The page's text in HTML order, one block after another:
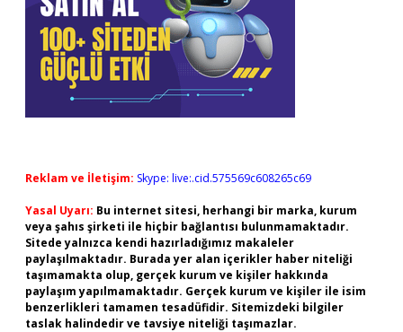
Reklam ve İletişim: Skype: live:.cid.575569c608265c69
Yasal Uyarı: Bu internet sitesi, herhangi bir marka, kurum
veya şahıs şirketi ile hiçbir bağlantısı bulunmamaktadır.
Sitede yalnızca kendi hazırladığımız makaleler
paylaşılmaktadır. Burada yer alan içerikler haber niteliği
taşımamakta olup, gerçek kurum ve kişiler hakkında
paylaşım yapılmamaktadır. Gerçek kurum ve kişiler ile isim
benzerlikleri tamamen tesadüfidir. Sitemizdeki bilgiler
taslak halindedir ve tavsiye niteliği taşımazlar.